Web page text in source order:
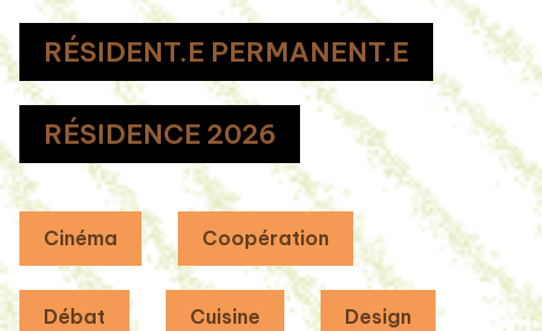
RÉSIDENT.E PERMANENT.E
RÉSIDENCE 2026
Cinéma Coopération
Débat Cuisine Design